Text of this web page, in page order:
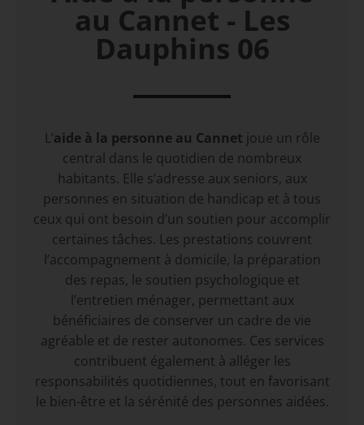
Les métiers / Recrutement
Ménage et repassage
au Cannet - Les
Dauphins 06
L’aide à la personne au Cannet joue un rôle
central dans le quotidien de nombreux
habitants. Elle s’adresse aux seniors, aux
personnes en situation de handicap et à tous
ceux qui ont besoin d’un soutien pour accomplir
certaines tâches. Les prestations couvrent
l’accompagnement à domicile, la préparation
des repas, le soutien psychologique et
l’entretien ménager, permettant aux
bénéficiaires de conserver un cadre de vie
agréable et de rester autonomes. Ces services
contribuent également à alléger les
responsabilités quotidiennes, tout en favorisant
le bien-être et la sérénité des personnes aidées.